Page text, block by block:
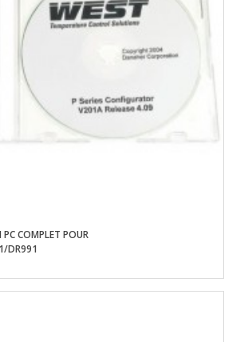
COMPLET POUR
DR991